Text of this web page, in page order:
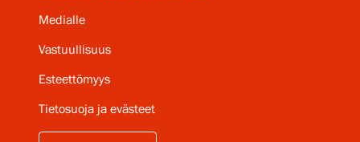
Medialle
Vastuullisuus
Esteettömyys
Tietosuoja ja evästeet